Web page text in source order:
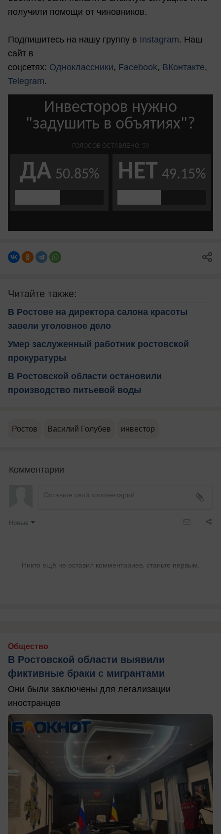
получили помощи от чиновников.
Подпишитесь на нашу группу в Instagram. Наш
сайт в
соцсетях: Одноклассники, Facebook, ВКонтакте,
Telegram.
Читайте также:
В Ростове на директора салона красоты
завели уголовное дело
Умер заслуженный работник ростовской
прокуратуры
В Ростовской области остановили
производство питьевой воды
Ростов Василий Голубев инвестор
Комментарии
Новые
Никто ещё не оставил комментариев, станьте первым.
Общество
В Ростовской области выявили
фиктивные браки с мигрантами
Они были заключены для легализации
иностранцев